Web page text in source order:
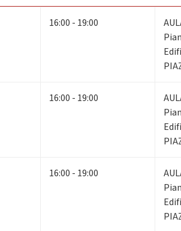
16:00 - 19:00
16:00 - 19:00
16:00 - 19:00